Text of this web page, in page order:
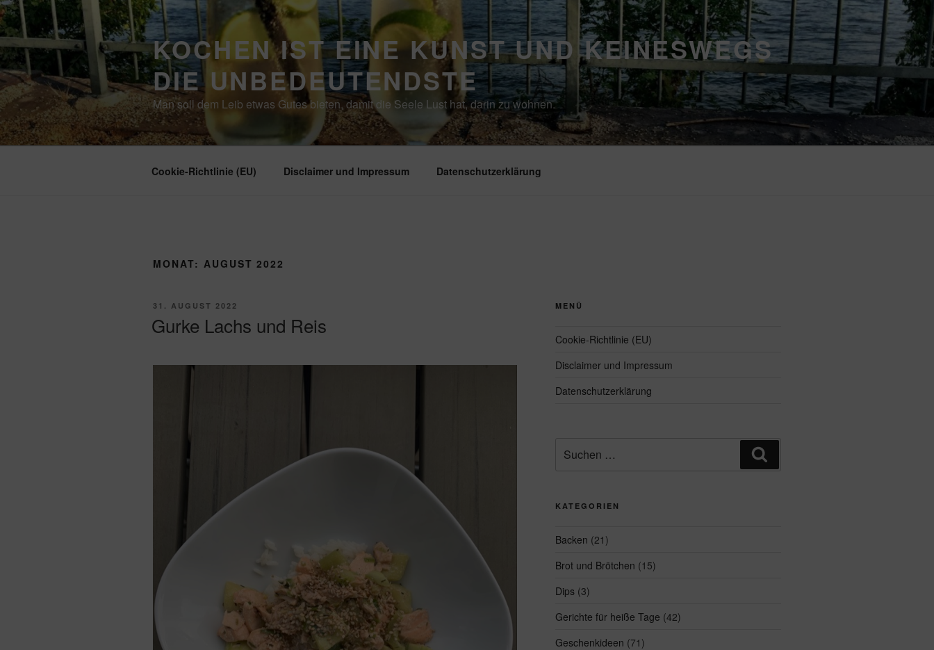
Zum
Inhalt
springen
KOCHEN IST EINE KUNST UND KEINESWEGS
DIE UNBEDEUTENDSTE
Man soll dem Leib etwas Gutes bieten, damit die Seele Lust hat, darin zu wohnen.
Cookie-Richtlinie (EU) Disclaimer und Impressum Datenschutzerklärung
MONAT: AUGUST 2022
VERÖFFENTLICHT
31. AUGUST 2022
Gurke Lachs und Reis
MENÜ
Cookie-Richtlinie (EU)
Disclaimer und Impressum
Datenschutzerklärung
nach:
KATEGORIEN
Backen (21)
Brot und Brötchen (15)
Dips(3)
Gerichte für heiße Tage (42)
Geschenkideen (71)